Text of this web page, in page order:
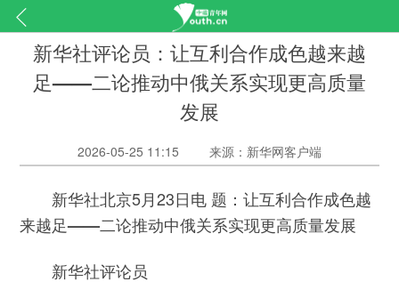
新华社评论员：让互利合作成色越来越
足——二论推动中俄关系实现更高质量
发展
2026-05-25 11:15 来源：新华网客户端
新华社北京5月23日电 题：让互利合作成色越
来越足——二论推动中俄关系实现更高质量发展
新华社评论员